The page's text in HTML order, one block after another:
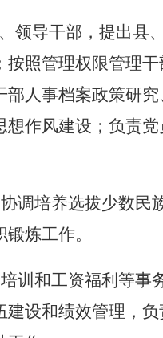
领导干部，提出县
照管理权限管理
人事档案政策研
作风建设；负责
调培养选拔少数民
炼工作。
训和工资福利等事
设和绩效管理，